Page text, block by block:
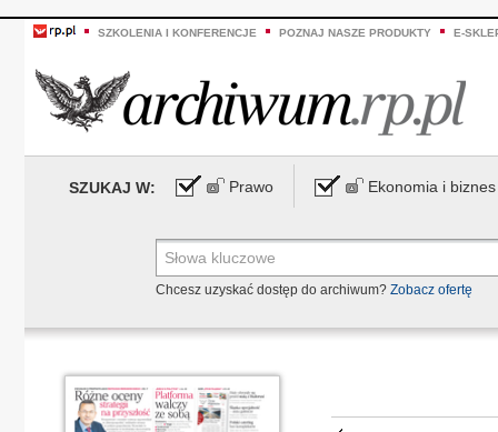
SZKOLENIA I KONFERENCJE POZNAJ NASZE PRODUKTY E-
SZUKAJ W: Prawo Ekonomia i biznes
Chcesz uzyskać dostęp do archiwum? Zobacz ofertę